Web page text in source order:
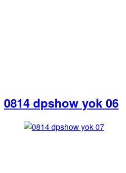
0814 dpshow yok 06